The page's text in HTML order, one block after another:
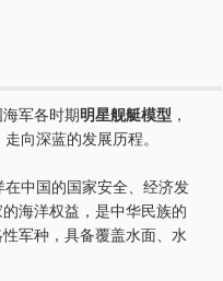
军各时期明星舰艇模型 ，
向深蓝的发展历程。
中国的国家安全、经济发
海洋权益，是中华民族的
军种，具备覆盖水面、水